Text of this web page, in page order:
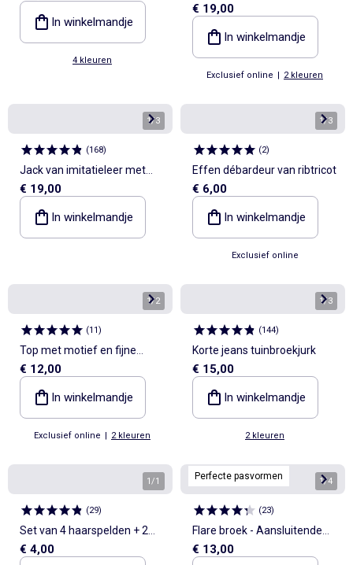
In winkelmandje
4 kleuren
mouwen
€ 19,00
In winkelmandje
Exclusief online | 2 kleuren
1/3
(168)
Jack van imitatieleer met
textuur
€ 19,00
In winkelmandje
1/3
(2)
Effen débardeur van ribtricot
€ 6,00
In winkelmandje
Exclusief online
1/2
(11)
Top met motief en fijne
schouderbandjes
€ 12,00
In winkelmandje
Exclusief online | 2 kleuren
1/3
(144)
Korte jeans tuinbroekjurk
€ 15,00
In winkelmandje
2 kleuren
1 /1
(29)
Set van 4 haarspelden + 2
elastiekjes 'Stitch'
€ 4,00
Perfecte pasvormen 1/4
(23)
Flare broek - Aansluitende
pasvorm
€ 13,00